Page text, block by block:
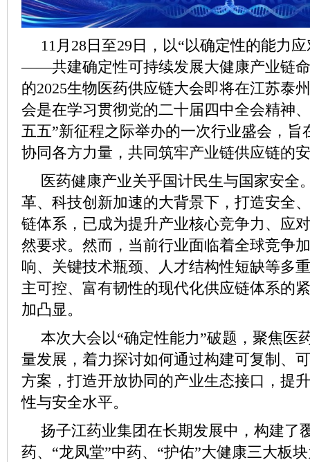
11月28日至29日，以“以确定性的能力
——共建确定性可持续发展大健康产业链
的2025生物医药供应链大会即将在江苏泰
会是在学习贯彻党的二十届四中全会精神
五五”新征程之际举办的一次行业盛会，旨
协同各方力量，共同筑牢产业链供应链的
医药健康产业关乎国计民生与国家安全
革、科技创新加速的大背景下，打造安全
链体系，已成为提升产业核心竞争力、应
然要求。然而，当前行业面临着全球竞争
响、关键技术瓶颈、人才结构性短缺等多
主可控、富有韧性的现代化供应链体系的
加凸显。
本次大会以“确定性能力”破题，聚焦医
量发展，着力探讨如何通过构建可复制、
方案，打造开放协同的产业生态接口，提
性与安全水平。
扬子江药业集团在长期发展中，构建了
药、“龙凤堂”中药、“护佑”大健康三大板